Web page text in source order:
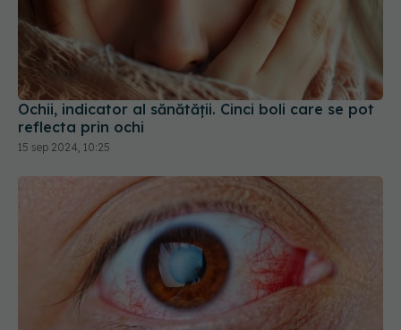
Ochii, indicator al sănătății. Cinci boli care se pot
reflecta prin ochi
15 sep 2024, 10:25